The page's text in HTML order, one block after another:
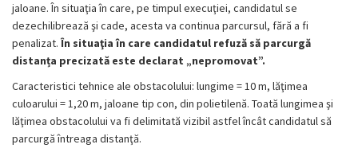
jaloane. În situaţia în care, pe timpul execuţiei, candidatul se
dezechilibrează şi cade, acesta va continua parcursul, fără a fi
penalizat. În situaţia în care candidatul refuză să parcurgă
distanța precizată este declarat „nepromovat”.
Caracteristici tehnice ale obstacolului: lungime = 10 m, lăţimea
culoarului = 1,20 m, jaloane tip con, din polietilenă. Toată lungimea şi
lăţimea obstacolului va fi delimitată vizibil astfel încât candidatul să
parcurgă întreaga distanţă.